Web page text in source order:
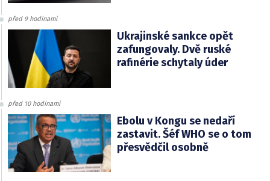
před 9 hodinami
Ukrajinské sankce opět
zafungovaly. Dvě ruské
rafinérie schytaly úder
před 10 hodinami
Ebolu v Kongu se nedaří
zastavit. Šéf WHO se o tom
přesvědčil osobně